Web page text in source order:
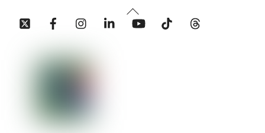
Back
To
Twitter Facebook InstagramLinkedin YouTube Tiktok